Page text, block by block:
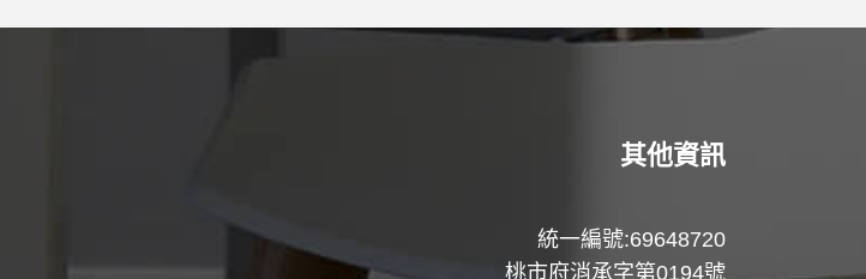
其他資訊
統一編號:69648720
桃市府消承字第0194號